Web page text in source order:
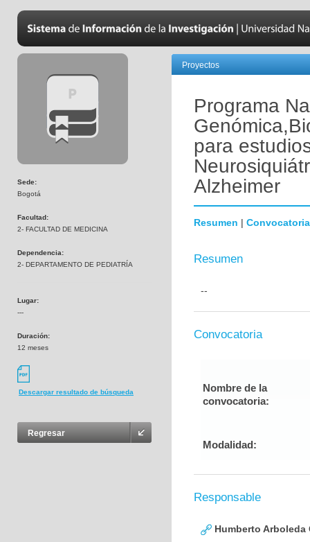
Sede:
Bogotá
Facultad:
2- FACULTAD DE MEDICINA
Dependencia:
2- DEPARTAMENTO DE PEDIATRÍA
Lugar:
---
Duración:
12 meses
Descargar resultado de búsqueda
Regresar
Proyectos
Programa
para
Alzheimer
Resumen | Convocatoria
Resumen
--
Convocatoria
Nombre de la
convocatoria:
Modalidad:
Responsable
Humberto Arboleda